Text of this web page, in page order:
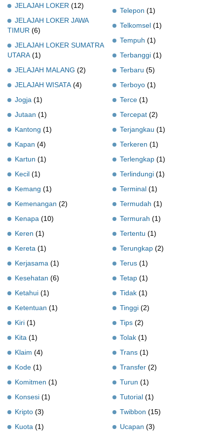
JELAJAH LOKER (12)
JELAJAH LOKER JAWA
TIMUR (6)
JELAJAH LOKER SUMATRA
UTARA (1)
JELAJAH MALANG (2)
JELAJAH WISATA (4)
Jogja (1)
Jutaan (1)
Kantong (1)
Kapan (4)
Kartun (1)
Kecil (1)
Kemang (1)
Kemenangan (2)
Kenapa (10)
Keren (1)
Kereta (1)
Kerjasama (1)
Kesehatan (6)
Ketahui (1)
Ketentuan (1)
Kiri (1)
Kita (1)
Klaim (4)
Kode (1)
Komitmen (1)
Konsesi (1)
Kripto (3)
Kuota (1)
Telepon (1)
Telkomsel (1)
Tempuh (1)
Terbanggi (1)
Terbaru (5)
Terboyo (1)
Terce (1)
Tercepat (2)
Terjangkau (1)
Terkeren (1)
Terlengkap (1)
Terlindungi (1)
Terminal (1)
Termudah (1)
Termurah (1)
Tertentu (1)
Terungkap (2)
Terus (1)
Tetap (1)
Tidak (1)
Tinggi (2)
Tips (2)
Tolak (1)
Trans (1)
Transfer (2)
Turun (1)
Tutorial (1)
Twibbon (15)
Ucapan (3)